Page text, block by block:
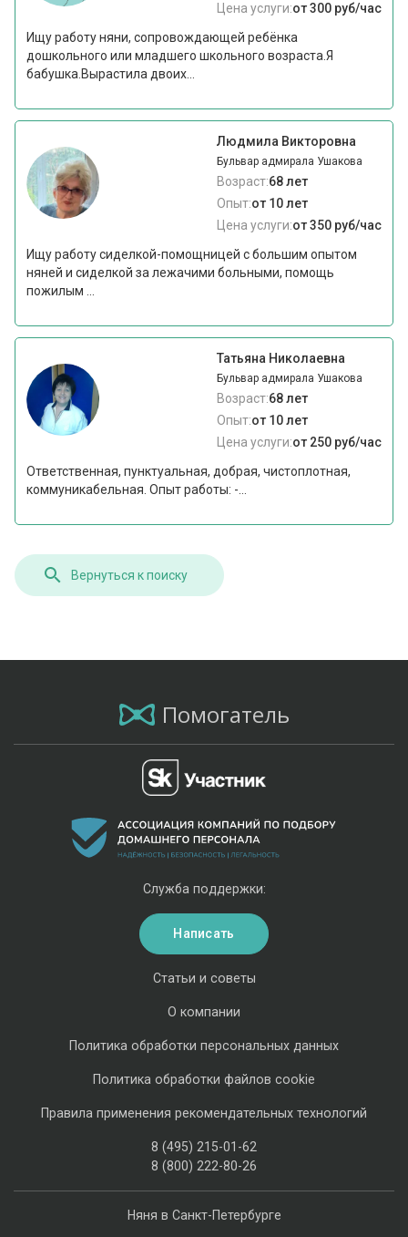
Цена услуги:от 300 руб/час
Ищу работу няни, сопровождающей ребёнка
дошкольного или младшего школьного возраста.Я
бабушка.Вырастила двоих...
Людмила Викторовна
Бульвар адмирала Ушакова
Возраст:68 лет
Опыт:от 10 лет
Цена услуги:от 350 руб/час
Ищу работу сиделкой-помощницей с большим опытом
няней и сиделкой за лежачими больными, помощь
пожилым ...
Татьяна Николаевна
Бульвар адмирала Ушакова
Возраст:68 лет
Опыт:от 10 лет
Цена услуги:от 250 руб/час
Ответственная, пунктуальная, добрая, чистоплотная,
коммуникабельная. Опыт работы: -...
Вернуться к поиску
Помогатель
Няня в Санкт-Петербурге
Статьи и советы
О компании
Политика обработки персональных данных
Политика обработки файлов cookie
Правила применения рекомендательных технологий
8 (495) 215-01-62
8 (800) 222-80-26
Служба поддержки:
Написать